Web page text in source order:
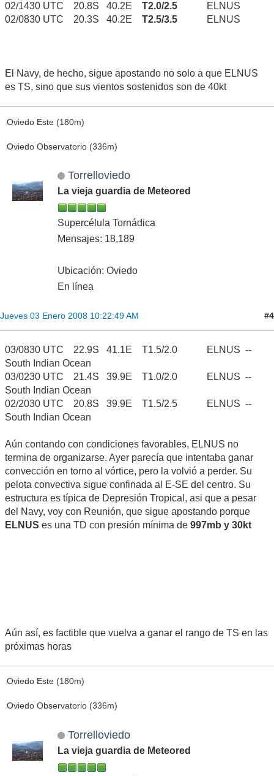
02/1430 UTC 20.8S 40.2E T2.0/2.5 ELNUS
02/0830 UTC 20.3S 40.2E T2.5/3.5 ELNUS
El Navy, de hecho, sigue apostando no solo a que ELNUS
es TS, sino que sus vientos sostenidos son de 40kt
Oviedo Este (180m)
Oviedo Observatorio (336m)
Torrelloviedo
La vieja guardia de Meteored
Supercélula Tornádica
Mensajes: 18,189
Ubicación: Oviedo
En línea
Jueves 03 Enero 2008 10:22:49 AM #4
03/0830 UTC 22.9S 41.1E T1.5/2.0 ELNUS --
South Indian Ocean
03/0230 UTC 21.4S 39.9E T1.0/2.0 ELNUS --
South Indian Ocean
02/2030 UTC 20.8S 39.9E T1.5/2.5 ELNUS --
South Indian Ocean
Aún contando con condiciones favorables, ELNUS no
termina de organizarse. Ayer parecía que intentaba ganar
convección en torno al vórtice, pero la volvió a perder. Su
pelota convectiva sigue confinada al E-SE del centro. Su
estructura es típica de Depresión Tropical, asi que a pesar
del Navy, voy con Reunión, que sigue apostando porque
ELNUS es una TD con presión mínima de 997mb y 30kt
Aún así, es factible que vuelva a ganar el rango de TS en las
próximas horas
Oviedo Este (180m)
Oviedo Observatorio (336m)
Torrelloviedo
La vieja guardia de Meteored